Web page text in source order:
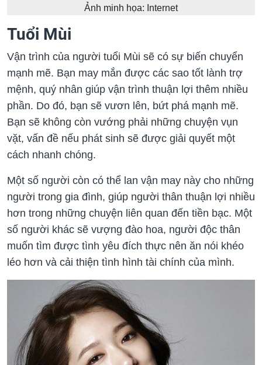
Ảnh minh họa: Internet
Tuổi Mùi
Vận trình của người tuổi Mùi sẽ có sự biến chuyển
mạnh mẽ. Bạn may mắn được các sao tốt lành trợ
mệnh, quý nhân giúp vận trình thuận lợi thêm nhiều
phần. Do đó, bạn sẽ vươn lên, bứt phá mạnh mẽ.
Bạn sẽ không còn vướng phải những chuyện vụn
vặt, vấn đề nếu phát sinh sẽ được giải quyết một
cách nhanh chóng.
Một số người còn có thể lan vận may này cho những
người trong gia đình, giúp người thân thuận lợi nhiều
hơn trong những chuyện liên quan đến tiền bạc. Một
số người khác sẽ vượng đào hoa, người độc thân
muốn tìm được tình yêu đích thực nên ăn nói khéo
léo hơn và cải thiện tình hình tài chính của mình.